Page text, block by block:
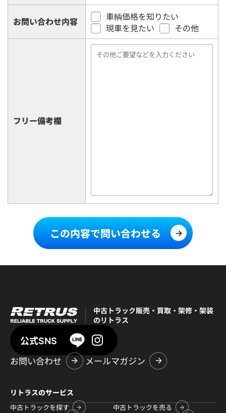
お問い合わせ内容
車輌価格を知りたい
現車を見たい
その他
フリー備考欄
この内容で問い合わせる
中古トラック販売・買取・架修・架装
のリトラス
公式SNS
お問い合わせ
メールマガジン
リトラスのサービス
中古トラックを探す
中古トラックを売る